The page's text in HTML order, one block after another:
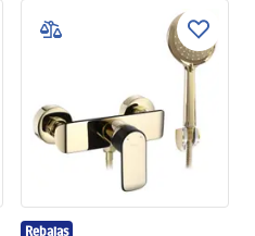
Rebajas